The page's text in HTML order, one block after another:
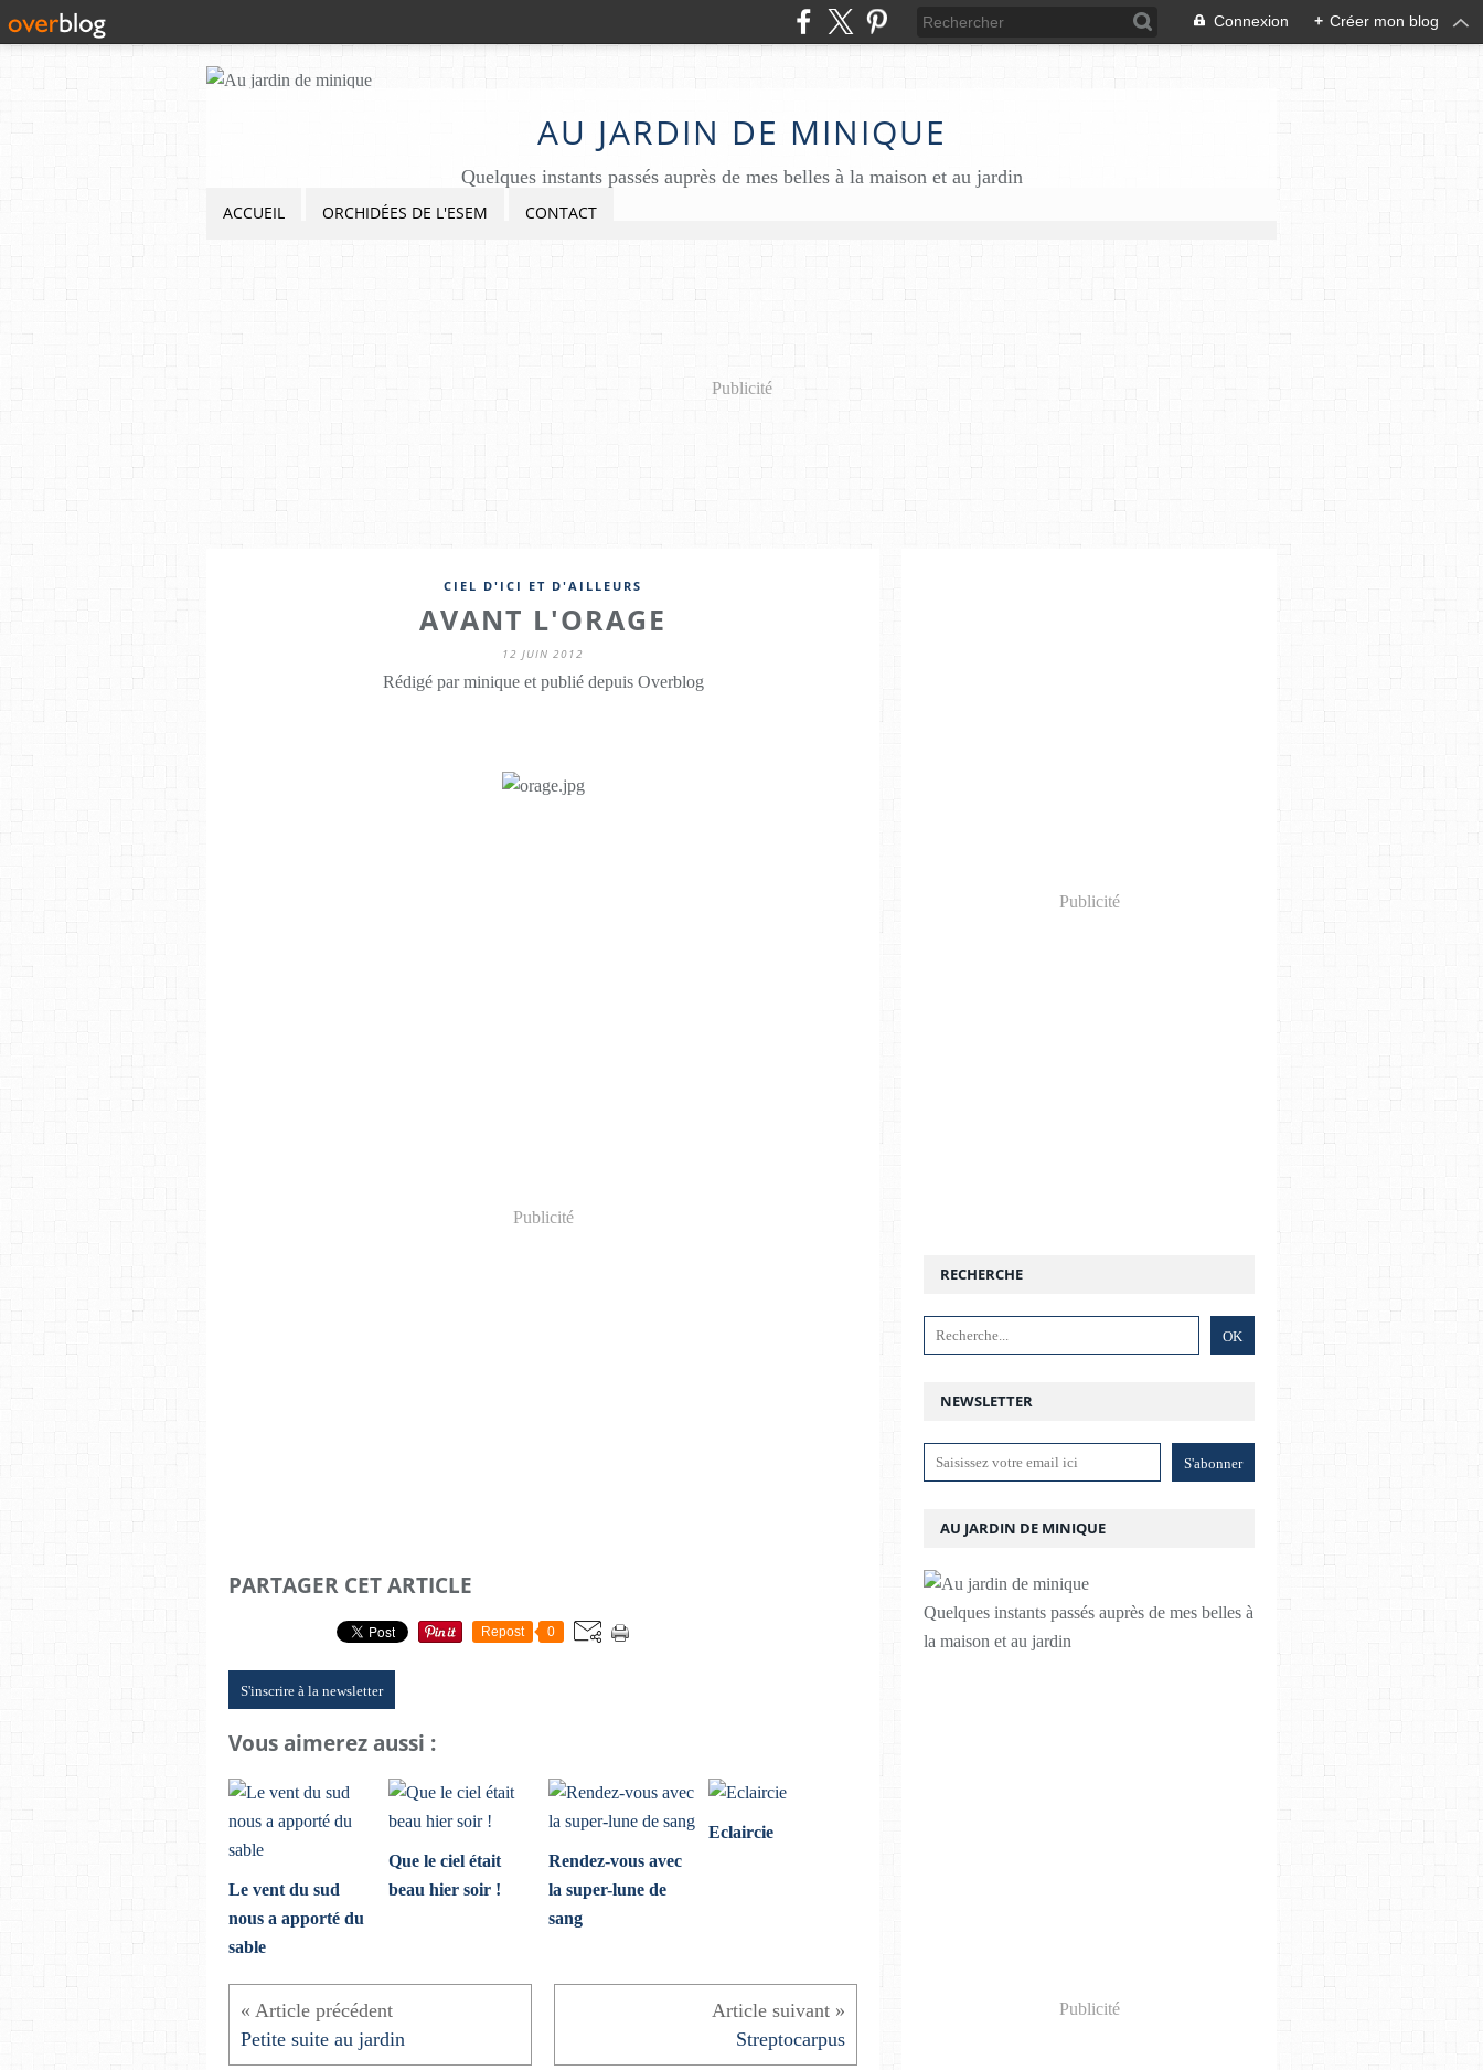
Connexion + Créer mon blog
AU JARDIN DE MINIQUE
Quelques instants passés auprès de mes belles à la maison et au jardin
ACCUEIL ORCHIDÉES DE L'ESEM CONTACT
Publicité
CIEL D'ICI ET D'AILLEURS
AVANT L'ORAGE
12 JUIN 2012
Rédigé par minique et publié depuis Overblog
Publicité
PARTAGER CET ARTICLE
Repost 0
S'inscrire à la newsletter
Vous aimerez aussi :
Le vent du sud
nous a apporté du
sable
Que le ciel était
beau hier soir !
Rendez-vous avec
la super-lune de
sang
Eclaircie
Petite suite au jardin Streptocarpus
Publicité
NEWSLETTER
RECHERCHE
AU JARDIN DE MINIQUE
Quelques instants passés auprès de mes belles à
la maison et au jardin
Publicité